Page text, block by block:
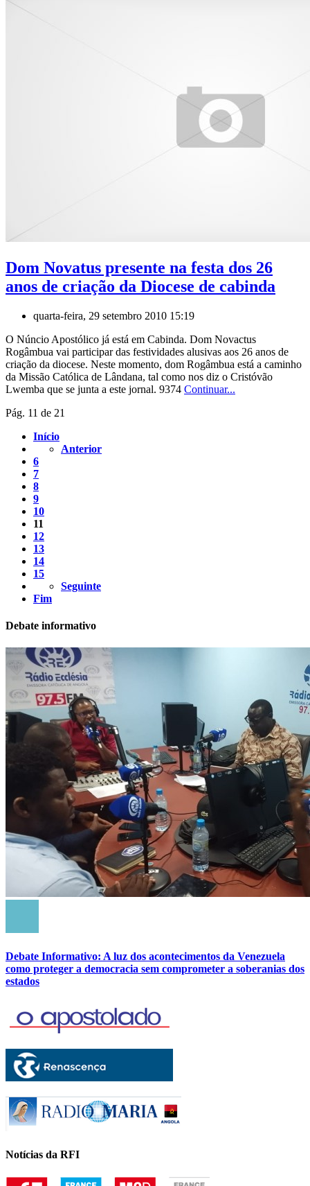
Dom Novatus presente na festa dos 26
anos de criação da Diocese de cabinda
quarta-feira, 29 setembro 2010 15:19
O Núncio Apostólico já está em Cabinda. Dom Novactus
Rogâmbua vai participar das festividades alusivas aos 26 anos de
criação da diocese. Neste momento, dom Rogâmbua está a caminho
da Missão Católica de Lândana, tal como nos diz o Cristóvão
Lwemba que se junta a este jornal. 9374 Continuar...
Pág. 11 de 21
Início
Anterior
6
7
8
9
10
11
12
13
14
15
Seguinte
Fim
Debate informativo
Debate Informativo: A luz dos acontecimentos da Venezuela
como proteger a democracia sem comprometer a soberanias dos
estados
Notícias da RFI